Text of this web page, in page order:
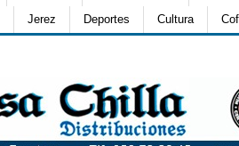
Jerez Deportes Cultura